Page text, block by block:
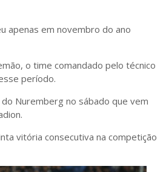
apenas em novembro do ano
o time comandado pelo técnico
período.
Nuremberg no sábado que vem
vitória consecutiva na competição